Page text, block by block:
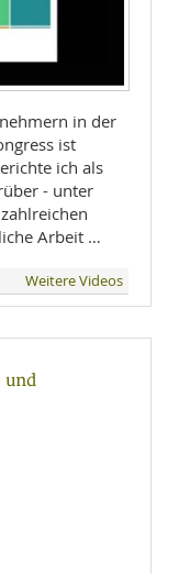
in der
ist
ich als
- unter
Arbeit …
Weitere Videos
und